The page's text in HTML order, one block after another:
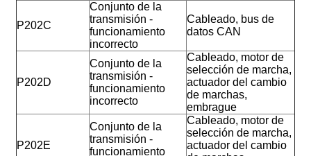
P202C
Conjunto de la
transmisión -
funcionamiento
incorrecto
Cableado, bus de
datos CAN
P202D
Conjunto de la
transmisión -
funcionamiento
incorrecto
Cableado, motor de
selección de marcha,
actuador del cambio
de marchas,
embrague
P202E
Conjunto de la
transmisión -
funcionamiento
Cableado, motor de
selección de marcha,
actuador del cambio